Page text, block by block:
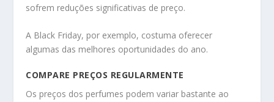
sofrem reduções significativas de preço.
A Black Friday, por exemplo, costuma oferecer
algumas das melhores oportunidades do ano.
COMPARE PREÇOS REGULARMENTE
Os preços dos perfumes podem variar bastante ao